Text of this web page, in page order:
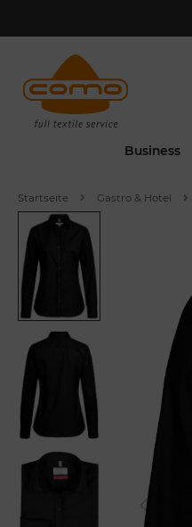
Business
Startseite Gastro & Hotel
Previou
s